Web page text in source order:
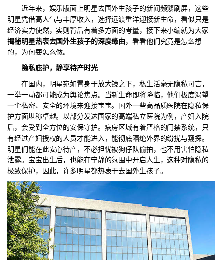
合
近年来，娱乐版面上明星去国外生孩子的新闻频繁刷屏，这些
明星凭借高人气与丰厚收入，选择远渡重洋迎接新生命，看似只是
经济实力使然，实则背后有着多方面的考量，接下来小编就为大家
揭秘明星热衷去国外生孩子的深度缘由 ，看看他们究竟是怎么想
的，为何要怎么做。
隐私庇护，静享待产时光
在国内，明星宛如置身于放大镜之下，私生活毫无隐私可言，
一举一动都可能成为舆论焦点。当新生命即将降临，他们极度渴望
一个私密、安全的环境来迎接宝宝。国外一些高品质医院在隐私保
护方面堪称卓越。以部分发达国家的高端私立医院为例，产妇入院
后，会受到全方位的安保守护。病房区域有着严格的门禁系统，只
有经过产妇授权的人员才能进入，能彻底隔绝外界的纷扰与窥探。
明星们能在此安心待产，不必担忧被狗仔队偷拍，也不用害怕隐私
泄露。宝宝出生后，也能在宁静的氛围中开启人生，这种对隐私的
极致保护，因此，许多明星都热衷于去国外生孩子。